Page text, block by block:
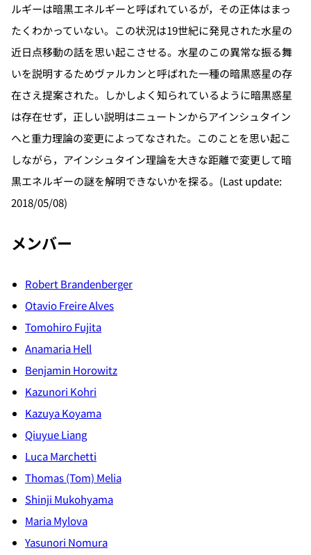
ルギーは暗黒エネルギーと呼ばれているが，その正体はまっ
たくわかっていない。この状況は19世紀に発見された水星の
近日点移動の話を思い起こさせる。水星のこの異常な振る舞
いを説明するためヴァルカンと呼ばれた一種の暗黒惑星の存
在さえ提案された。しかしよく知られているように暗黒惑星
は存在せず，正しい説明はニュートンからアインシュタイン
へと重力理論の変更によってなされた。このことを思い起こ
しながら，アインシュタイン理論を大きな距離で変更して暗
黒エネルギーの謎を解明できないかを探る。(Last update:
2018/05/08)
メンバー
Robert Brandenberger
Otavio Freire Alves
Tomohiro Fujita
Anamaria Hell
Benjamin Horowitz
Kazunori Kohri
Kazuya Koyama
Qiuyue Liang
Luca Marchetti
Thomas (Tom) Melia
Shinji Mukohyama
Maria Mylova
Yasunori Nomura